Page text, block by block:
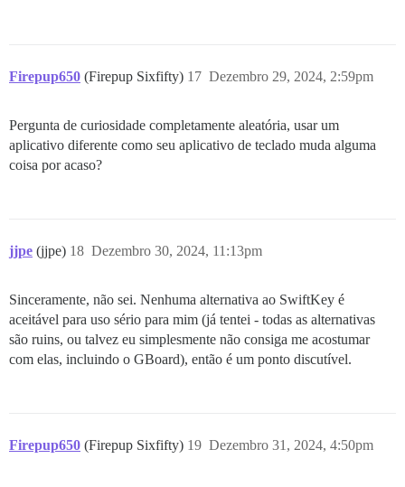
Firepup650 (Firepup Sixfifty) Dezembro 29, 2024, 2:59pm
17
Pergunta de curiosidade completamente aleatória, usar um
aplicativo diferente como seu aplicativo de teclado muda alguma
coisa por acaso?
jjpe (jjpe) Dezembro 30, 2024, 11:13pm
18
Sinceramente, não sei. Nenhuma alternativa ao SwiftKey é
aceitável para uso sério para mim (já tentei - todas as alternativas
são ruins, ou talvez eu simplesmente não consiga me acostumar
com elas, incluindo o GBoard), então é um ponto discutível.
Firepup650 (Firepup Sixfifty) Dezembro 31, 2024, 4:50pm
19